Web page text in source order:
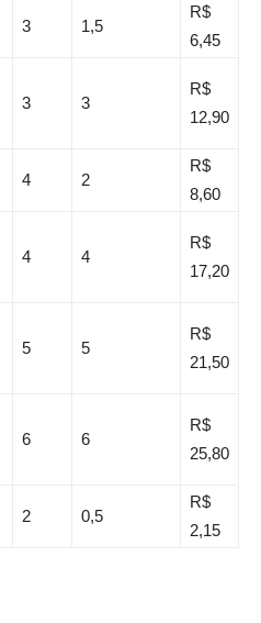
3 1,5
R$
6,45
3 3
R$
12,90
4 2
R$
8,60
4 4
R$
17,20
5 5
R$
21,50
6 6
R$
25,80
2 0,5
R$
2,15